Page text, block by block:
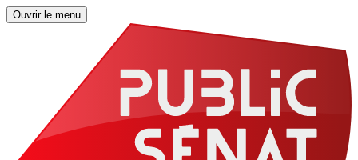
Ouvrir le menu